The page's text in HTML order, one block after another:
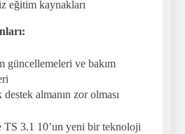
eğitim kaynakları
güncellemeleri ve bakım
almanın zor olması
TS 3.1 10’un yeni bir teknoloji